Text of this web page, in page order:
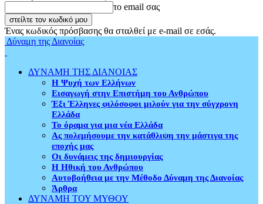
το email σας
Ένας κωδικός πρόσβασης θα σταλθεί με e-mail σε εσάς.
Δύναμη της Διανοίας
ΔΥΝΑΜΗ ΤΗΣ ΔΙΑΝΟΙΑΣ
Η Ψυχή των Ελλήνων
Εισαγωγή στην Επιστήμη του Ανθρώπου
Έξι Έλληνες φιλόσοφοι μιλούν για την σύγχρονη
Ελλάδα
Το όραμα για μια νέα Ελλάδα
Ας πολεμήσουμε την κατάθλιψη την μάστιγα της
εποχής μας
Οι δυνάμεις της δημιουργίας
Η Ηθική του Ανθρώπου
Αυτοβοήθεια με την Μέθοδο Δύναμη της Διανοίας
Άρθρα
ΔΥΝΑΜΗ ΤΟΥ ΜΥΘΟΥ